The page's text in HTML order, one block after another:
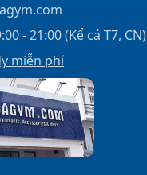
- 21:00 (Kể cả T7, CN)
miễn phí